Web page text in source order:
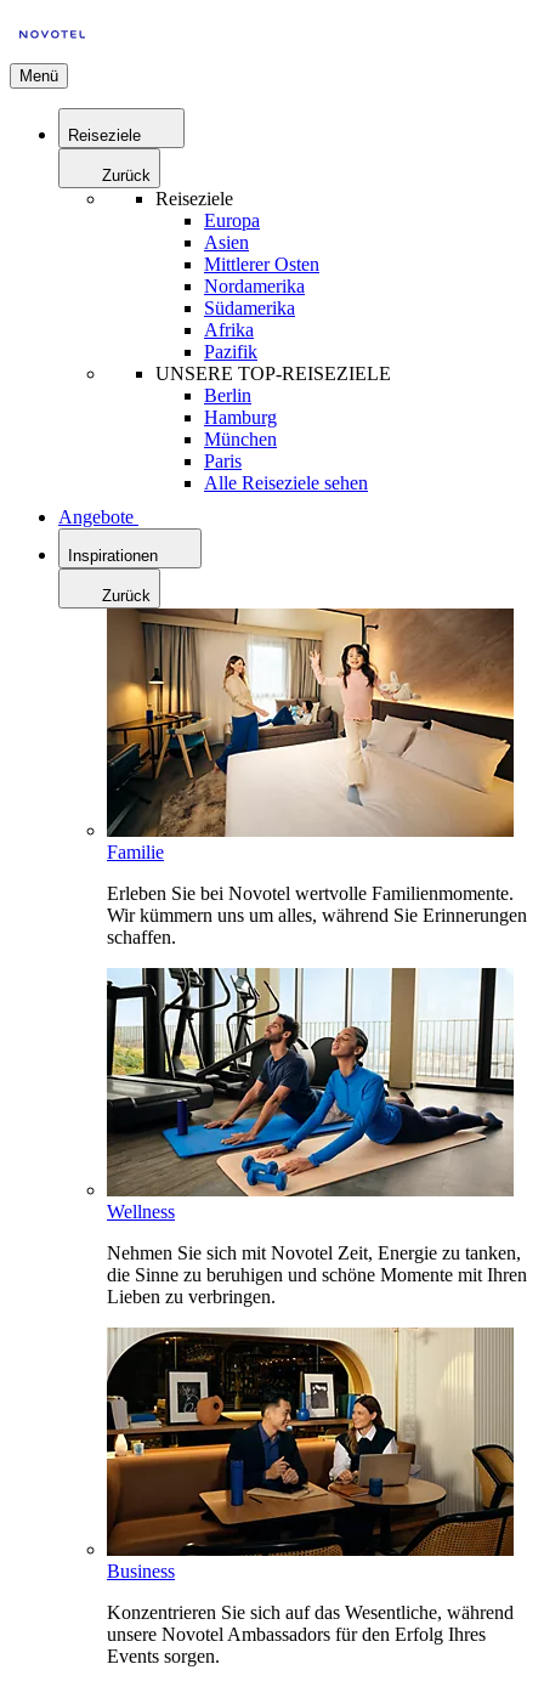
Menü
Reiseziele
Zurück
Reiseziele
Europa
Asien
Mittlerer Osten
Nordamerika
Südamerika
Afrika
Pazifik
UNSERE TOP-REISEZIELE
Berlin
Hamburg
München
Paris
Alle Reiseziele sehen
Angebote
Inspirationen
Zurück
Familie
Erleben Sie bei Novotel wertvolle Familienmomente.
Wir kümmern uns um alles, während Sie Erinnerungen
schaffen.
Wellness
Nehmen Sie sich mit Novotel Zeit, Energie zu tanken,
die Sinne zu beruhigen und schöne Momente mit Ihren
Lieben zu verbringen.
Business
Konzentrieren Sie sich auf das Wesentliche, während
unsere Novotel Ambassadors für den Erfolg Ihres
Events sorgen.